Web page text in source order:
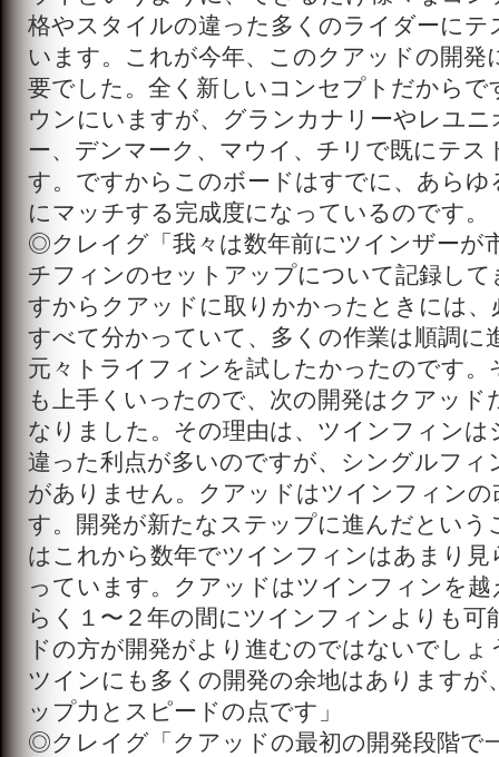
格やスタイルの違った多くのライダーに
います。これが今年、このクアッドの開発
要でした。全く新しいコンセプトだからで
ウンにいますが、グランカナリーやレユ
ー、デンマーク、マウイ、チリで既にテス
す。ですからこのボードはすでに、あら
にマッチする完成度になっているのです。
◎クレイグ「我々は数年前にツインザーが
チフィンのセットアップについて記録し
すからクアッドに取りかかったときには
すべて分かっていて、多くの作業は順調に
元々トライフィンを試したかったのです
も上手くいったので、次の開発はクアッド
なりました。その理由は、ツインフィン
違った利点が多いのですが、シングルフィ
がありません。クアッドはツインフィンの
す。開発が新たなステップに進んだという
はこれから数年でツインフィンはあまり
っています。クアッドはツインフィンを
らく１〜２年の間にツインフィンよりも可
ドの方が開発がより進むのではないでし
ツインにも多くの開発の余地はありますが
ップ力とスピードの点です」
◎クレイグ「クアッドの最初の開発段階で